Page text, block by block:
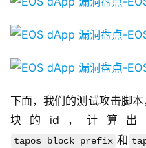
下面，我们的测试攻击脚
块的id，计算出
tapos_block_prefix 和